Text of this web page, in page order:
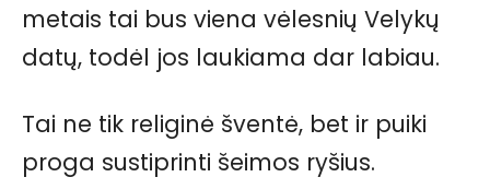
metais tai bus viena vėlesnių Velykų
datų, todėl jos laukiama dar labiau.
Tai ne tik religinė šventė, bet ir puiki
proga sustiprinti šeimos ryšius.